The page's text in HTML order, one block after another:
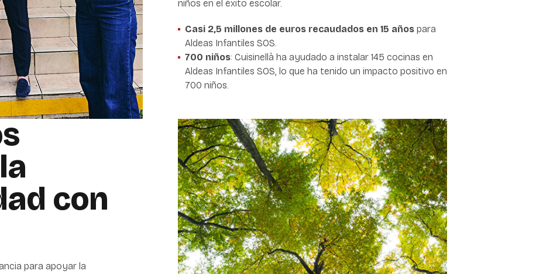
niños en el éxito escolar.
Casi 2,5 millones de euros recaudados en 15 años para
Aldeas Infantiles SOS.
700 niños: Cuisinellà ha ayudado a instalar 145 cocinas en
Aldeas Infantiles SOS, lo que ha tenido un impacto positivo en
700 niños.
con
para apoyar la